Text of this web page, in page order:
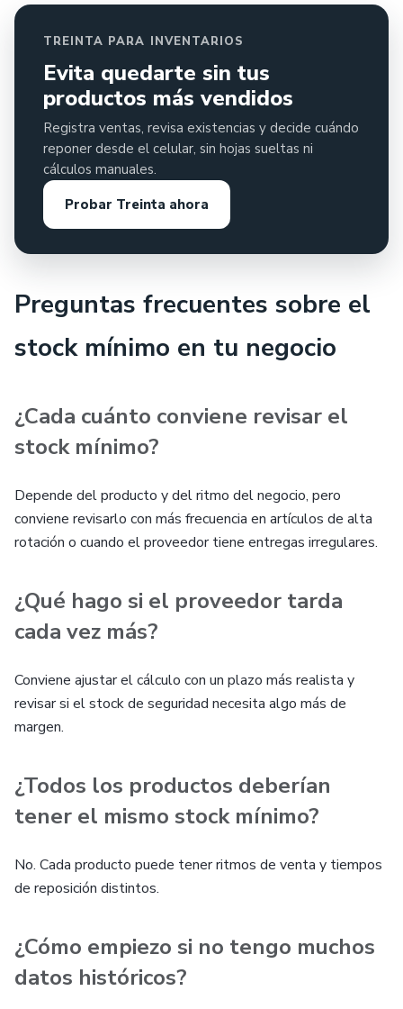
TREINTA PARA INVENTARIOS
Evita quedarte sin tus
productos más vendidos
Registra ventas, revisa existencias y decide cuándo
reponer desde el celular, sin hojas sueltas ni
cálculos manuales.
Probar Treinta ahora
Preguntas frecuentes sobre el
stock mínimo en tu negocio
¿Cada cuánto conviene revisar el
stock mínimo?
Depende del producto y del ritmo del negocio, pero
conviene revisarlo con más frecuencia en artículos de alta
rotación o cuando el proveedor tiene entregas irregulares.
¿Qué hago si el proveedor tarda
cada vez más?
Conviene ajustar el cálculo con un plazo más realista y
revisar si el stock de seguridad necesita algo más de
margen.
¿Todos los productos deberían
tener el mismo stock mínimo?
No. Cada producto puede tener ritmos de venta y tiempos
de reposición distintos.
¿Cómo empiezo si no tengo muchos
datos históricos?